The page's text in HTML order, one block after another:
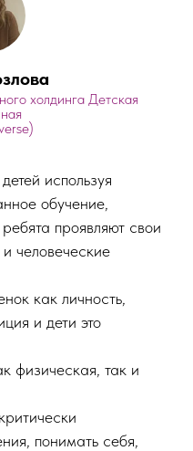
холдинга Детская
используя
обучение,
проявляют свои
человеческие
как личность,
и дети это
физическая, так и
понимать себя,